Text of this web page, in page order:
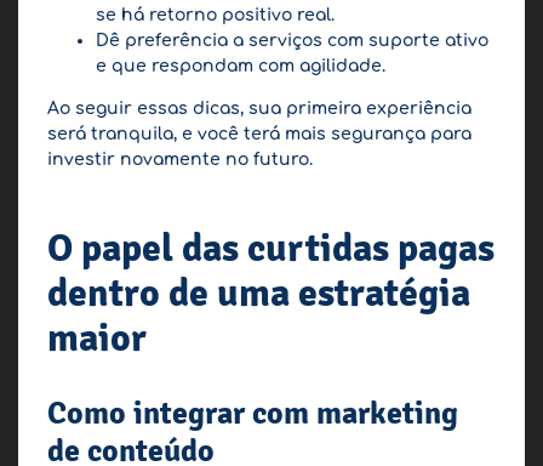
se há retorno positivo real.
Dê preferência a serviços com suporte ativo
e que respondam com agilidade.
Ao seguir essas dicas, sua primeira experiência
será tranquila, e você terá mais segurança para
investir novamente no futuro.
O papel das curtidas pagas
dentro de uma estratégia
maior
Como integrar com marketing
de conteúdo